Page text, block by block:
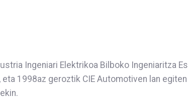
Ingeniari Elektrikoa Bilboko Ingeniaritza
1998az geroztik CIE Automotiven lan